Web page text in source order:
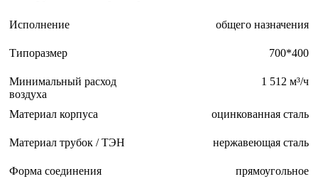
Исполнение общего назначения
Типоразмер 700*400
Минимальный расход
воздуха
1 512 м³/ч
Материал корпуса оцинкованная сталь
Материал трубок / ТЭН нержавеющая сталь
Форма соединения прямоугольное